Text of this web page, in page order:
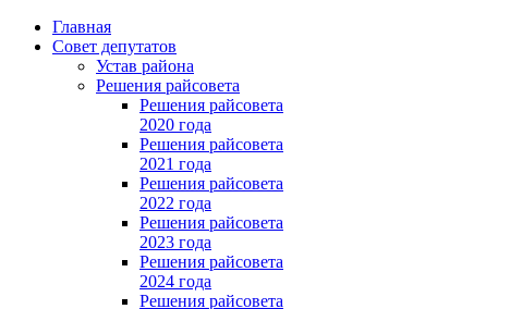
Главная
Совет депутатов
Устав района
Решения райсовета
Решения райсовета
2020 года
Решения райсовета
2021 года
Решения райсовета
2022 года
Решения райсовета
2023 года
Решения райсовета
2024 года
Решения райсовета